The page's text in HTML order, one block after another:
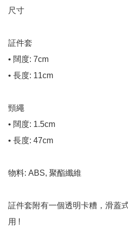
尺寸
証件套
• 闊度: 7cm
• 長度: 11cm
頸繩
• 闊度: 1.5cm
• 長度: 47cm
物料: ABS, 聚酯纖維
証件套附有一個透明卡糟，滑蓋
用 !